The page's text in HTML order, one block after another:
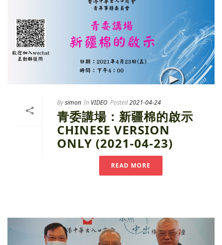
Bysimon In VIDEO Posted2021-04-24
青委講場：新疆棉的啟示
CHINESE VERSION
ONLY (2021-04-23)
READ MORE